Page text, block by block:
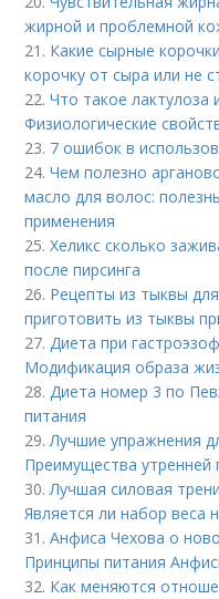
жирной и проблемной
21. Какие сырные
корочку от сыра или не
22.Что такое лактулоза
Физиологические
23. 7 ошибок в
24.Чем полезно
масло для волос:
применения
25.Хеликс сколько
после пирсинга
26. Рецепты из тыквы
приготовить из тыквы
27.Диета при
Модификация образа
28.Диета номер 3 по
питания
29.Лучшие упражнения
Преимущества утренней
30.Лучшая силовая
Является ли набор веса
31.Анфиса Чехова о
Принципы питания
32. Как меняются